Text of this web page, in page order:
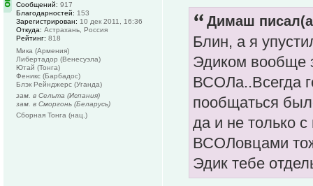
Димаш
Блин, а я
Эдиком вообще
ВСОЛа..Всегда
пообщаться
да и не только
ВСОЛовцами
Эдик тебе
Сообщений: 917
Благодарностей: 153
Зарегистрирован: 10 дек 2011, 16:36
Откуда: Астрахань, Россия
Рейтинг: 818
Мика (Армения)
Либертадор (Венесуэла)
Ютай (Тонга)
Феникс (Барбадос)
Блэк Рейнджерс (Уганда)
зам. в Сельта (Испания)
зам. в Сморгонь (Беларусь)
Сборная Тонга (нац.)